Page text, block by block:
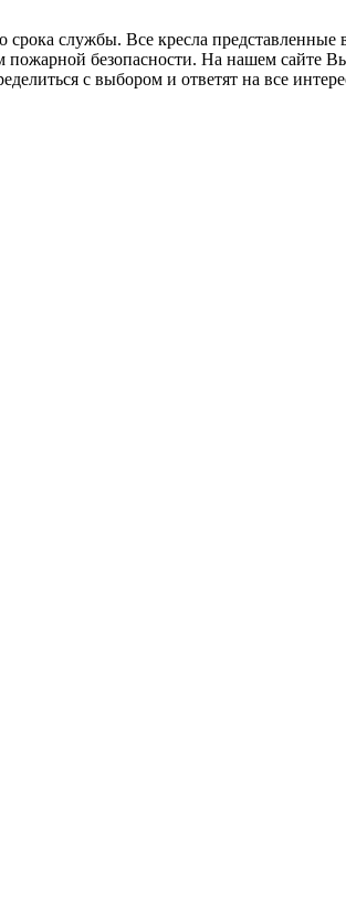
службы. Все кресла представленные
безопасности. На нашем сайте
с выбором и ответят на все